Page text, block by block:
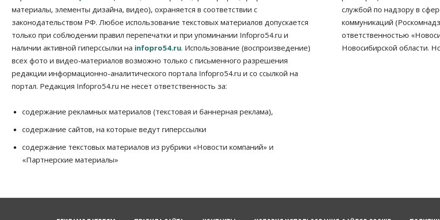
материалы, элементы дизайна, видео), охраняется в соответствии с
законодательством РФ. Любое использование текстовых материалов допускается
только при соблюдении правил перепечатки и при упоминании Infopro54.ru и
наличии активной гиперссылки на infopro54.ru. Использование (воспроизведение)
всех фото и видео-материалов возможно только с письменного разрешения
редакции информационно-аналитического портала Infopro54.ru и со ссылкой на
портал. Редакция Infopro54.ru не несет ответственность за:
содержание рекламных материалов (текстовая и баннерная реклама),
содержание сайтов, на которые ведут гиперссылки
содержание текстовых материалов из рубрики «Новости компаний» и
«Партнерские материалы»
службой по надзору в
коммуникаций
ответственностью
Новосибирской области.